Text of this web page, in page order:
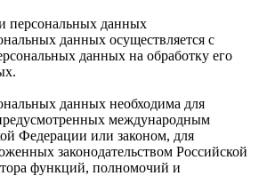
персональных данных
данных осуществляется с
данных на обработку его
данных необходима для
международным
Федерации или законом, для
законодательством Российской
функций, полномочий и